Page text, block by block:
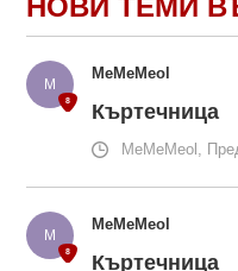
НОВИ ТЕМИ
MeMeMeol
Къртечница
MeMeMeol,
MeMeMeol
Къртечница